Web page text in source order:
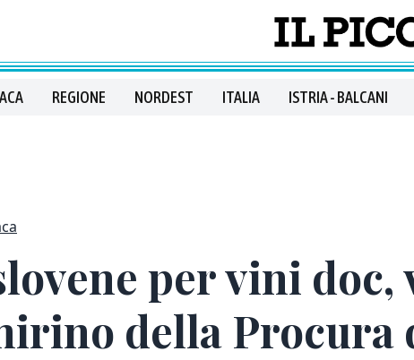
REGIONE NORDEST ITALIA ISTRIA - BALCANI
per vini
della Procura